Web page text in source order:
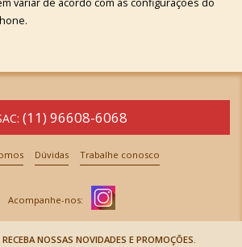
(11) 96608-6068
Dúvidas Trabalhe conosco
NOSSAS NOVIDADES E PROMOÇÕES.